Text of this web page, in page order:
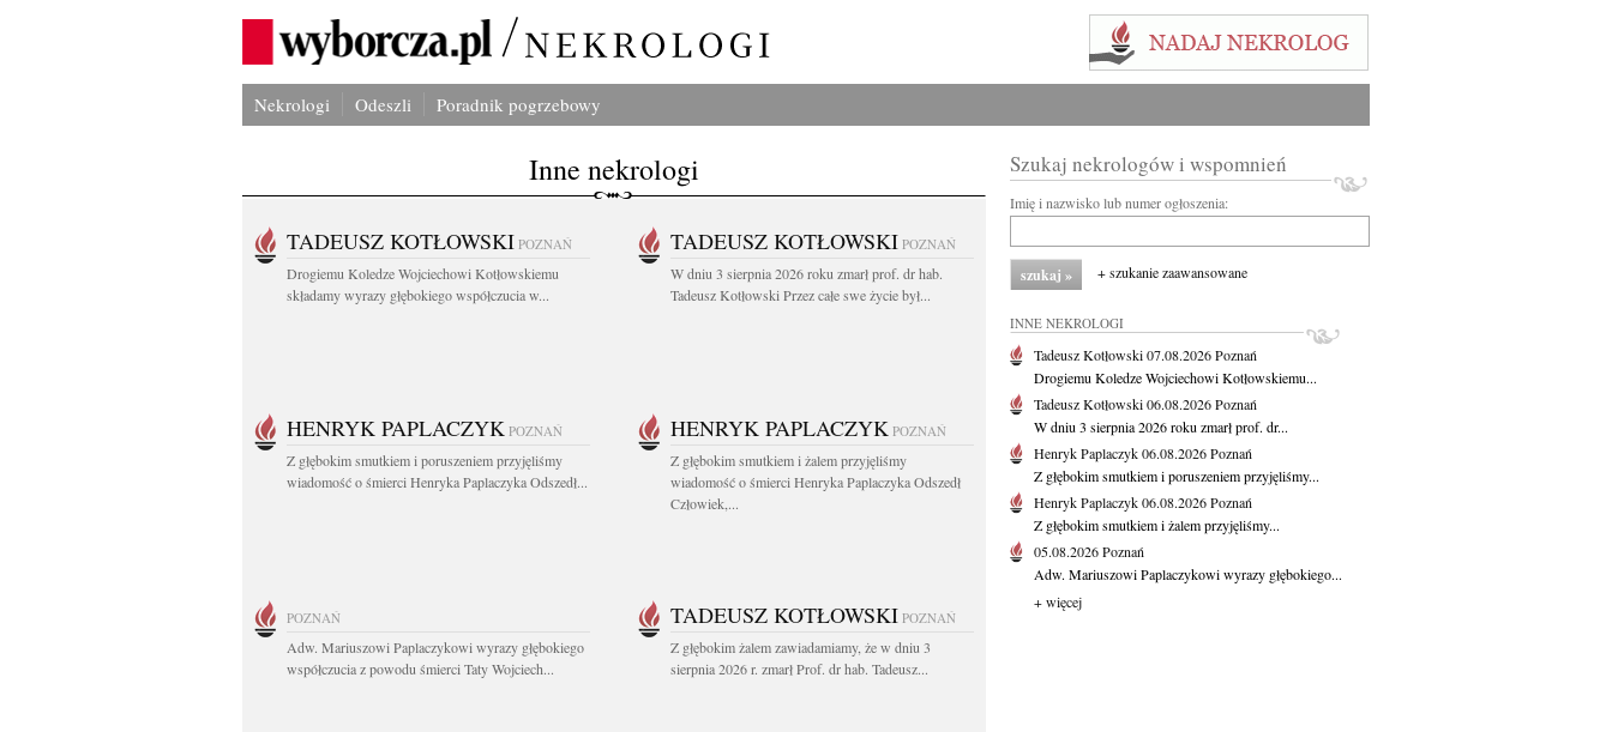
Nekrologi Odeszli Poradnik pogrzebowy
Inne nekrologi
TADEUSZ KOTŁOWSKI POZNAŃ
Drogiemu Koledze Wojciechowi Kotłowskiemu
składamy wyrazy głębokiego współczucia w...
TADEUSZ KOTŁOWSKI POZNAŃ
W dniu 3 sierpnia 2026 roku zmarł prof. dr hab.
Tadeusz Kotłowski Przez całe swe życie był...
HENRYK PAPLACZYK POZNAŃ
Z głębokim smutkiem i poruszeniem przyjęliśmy
wiadomość o śmierci Henryka Paplaczyka Odszedł...
HENRYK PAPLACZYK POZNAŃ
Z głębokim smutkiem i żalem przyjęliśmy
wiadomość o śmierci Henryka Paplaczyka Odszedł
Człowiek,...
POZNAŃ
Adw. Mariuszowi Paplaczykowi wyrazy głębokiego
współczucia z powodu śmierci Taty Wojciech...
TADEUSZ KOTŁOWSKI POZNAŃ
Z głębokim żalem zawiadamiamy, że w dniu 3
sierpnia 2026 r. zmarł Prof. dr hab. Tadeusz...
Szukaj nekrologów i wspomnień
Imię i nazwisko lub numer ogłoszenia:
+ szukanie zaawansowane
INNE NEKROLOGI
Tadeusz Kotłowski07.08.2026Poznań
Drogiemu Koledze Wojciechowi Kotłowskiemu...
Tadeusz Kotłowski06.08.2026Poznań
W dniu 3 sierpnia 2026 roku zmarł prof. dr...
Henryk Paplaczyk06.08.2026Poznań
Z głębokim smutkiem i poruszeniem przyjęliśmy...
Henryk Paplaczyk06.08.2026Poznań
Z głębokim smutkiem i żalem przyjęliśmy...
05.08.2026Poznań
Adw. Mariuszowi Paplaczykowi wyrazy głębokiego...
+ więcej